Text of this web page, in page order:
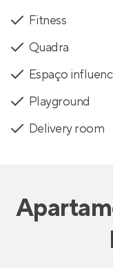
Fitness
Quadra
Espaço
Playground
Delivery room